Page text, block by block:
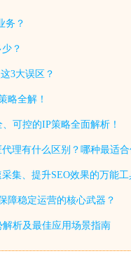
务？
？
3大误区？
略全解！
可控的IP策略全面解析！
理有什么区别？哪种最适合
集、提升SEO效果的万能工
障稳定运营的核心武器？
析及最佳应用场景指南